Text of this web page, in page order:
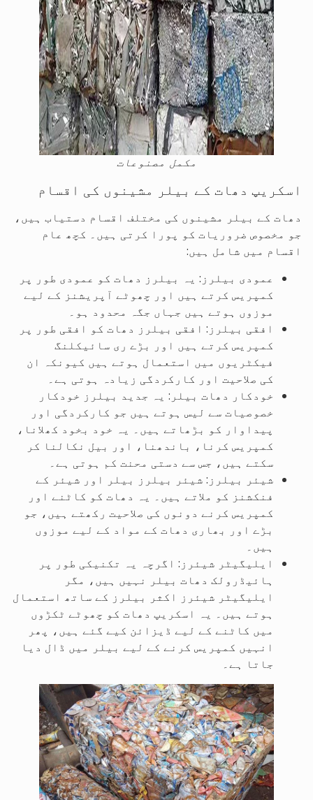
مکمل مصنوعات
اسکریپ دھات کے بیلر مشینوں کی اقسام
دھات کے بیلر مشینوں کی مختلف اقسام دستیاب ہیں،
جو مخصوص ضروریات کو پورا کرتی ہیں۔ کچھ عام
اقسام میں شامل ہیں:
عمودی بیلرز: یہ بیلرز دھات کو عمودی طور پر
کمپریس کرتے ہیں اور چھوٹے آپریشنز کے لیے
موزوں ہوتے ہیں جہاں جگہ محدود ہو۔
افقی بیلرز: افقی بیلرز دھات کو افقی طور پر
کمپریس کرتے ہیں اور بڑے ری سائیکلنگ
فیکٹریوں میں استعمال ہوتے ہیں کیونکہ ان
کی صلاحیت اور کارکردگی زیادہ ہوتی ہے۔
خودکار دھات بیلر: یہ جدید بیلرز خودکار
خصوصیات سے لیس ہوتے ہیں جو کارکردگی اور
پیداوار کو بڑھاتے ہیں۔ یہ خود بخود کھلانا،
کمپریس کرنا، باندھنا، اور بیل نکالنا کر
سکتے ہیں، جس سے دستی محنت کم ہوتی ہے۔
شیئر بیلرز: شیئر بیلرز بیلر اور شیئر کے
فنکشنز کو ملاتے ہیں۔ یہ دھات کو کاٹنے اور
کمپریس کرنے دونوں کی صلاحیت رکھتے ہیں، جو
بڑے اور بھاری دھات کے مواد کے لیے موزوں
ہیں۔
ایلیگیٹر شیئرز: اگرچہ یہ تکنیکی طور پر
ہائیڈرولک دھات بیلر نہیں ہیں، مگر
ایلیگیٹر شیئرز اکثر بیلرز کے ساتھ استعمال
ہوتے ہیں۔ یہ اسکریپ دھات کو چھوٹے ٹکڑوں
میں کاٹنے کے لیے ڈیزائن کیے گئے ہیں، پھر
انہیں کمپریس کرنے کے لیے بیلر میں ڈال دیا
جاتا ہے۔